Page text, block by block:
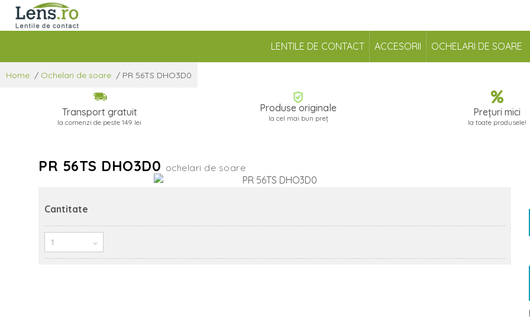
LENTILE DE CONTACT ACCESORII OCHELARI DE SOARE
Home / Ochelari de soare / PR 56TS DHO3D0
Transport gratuit
la comenzi de peste 149 lei
Produse originale
la cel mai bun preț
Prețuri mici
la toate produsele!
PR 56TS DHO3D0 ochelari de soare
Cantitate